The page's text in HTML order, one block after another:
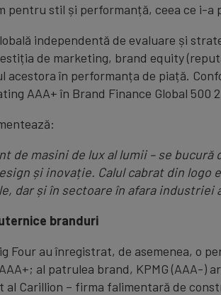
pentru stil și performanță, ceea ce i-a
independentă de evaluare și
de marketing, brand equity
în performanța de piață.
AAA+ în Brand Finance Global 500
de masini de lux al lumii – se
și inovație. Calul cabrat din
dar și în sectoare în afara industriei
branduri
Four au înregistrat, de asemenea, o
al patrulea brand, KPMG (AAA-)
Carillion – firma falimentară de